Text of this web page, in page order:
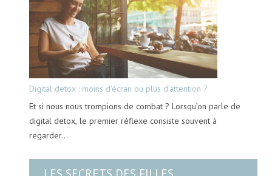
Digital detox : moins d’écran ou plus d’attention ?
Et si nous nous trompions de combat ? Lorsqu’on parle de
digital detox, le premier réflexe consiste souvent à
regarder…